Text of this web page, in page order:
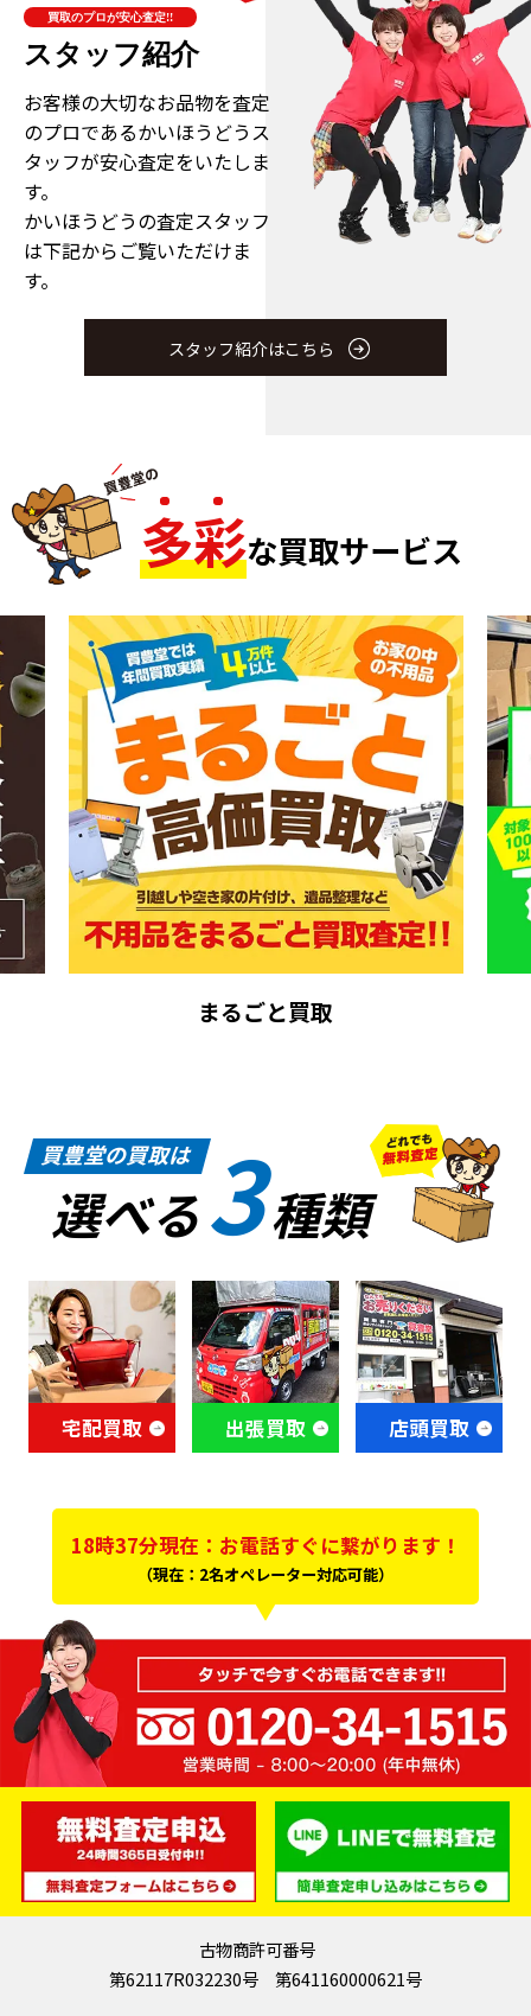
買取のプロが安心査定!!
スタッフ紹介
お客様の大切なお品物を査定
のプロであるかいほうどうス
タッフが安心査定をいたしま
す。
かいほうどうの査定スタッフ
は下記からご覧いただけま
す。
スタッフ紹介はこちら
多彩な買取サービス
まるごと買取
買豊堂の買取は
選べる3種類
宅配買取 出張買取 店頭買取
18時37分現在：お電話すぐに繋がります！
（現在：2名オペレーター対応可能）
古物商許可番号
第62117R032230号 第641160000621号